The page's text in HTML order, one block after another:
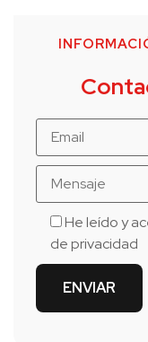
He leído y
de privacidad